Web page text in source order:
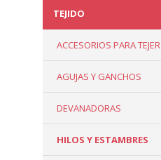
TEJIDO
ACCESORIOS PARA TEJER
AGUJAS Y GANCHOS
DEVANADORAS
HILOS Y ESTAMBRES